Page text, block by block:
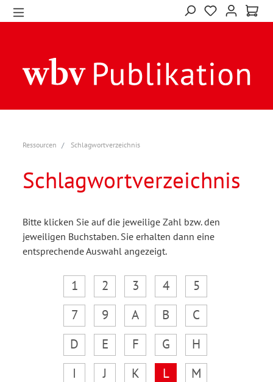
Ressourcen Schlagwortverzeichnis
Schlagwortverzeichnis
Bitte klicken Sie auf die jeweilige Zahl bzw. den
jeweiligen Buchstaben. Sie erhalten dann eine
entsprechende Auswahl angezeigt.
1 2 3 4
5
7
9 A B
C
D
E F G
H
I
J K L
M